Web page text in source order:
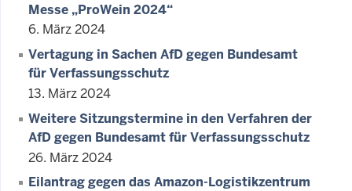
Messe „ProWein 2024“
6. März 2024
Vertagung in Sachen AfD gegen Bundesamt
für Verfassungsschutz
13. März 2024
Weitere Sitzungstermine in den Verfahren der
AfD gegen Bundesamt für Verfassungsschutz
26. März 2024
Eilantrag gegen das Amazon-Logistikzentrum